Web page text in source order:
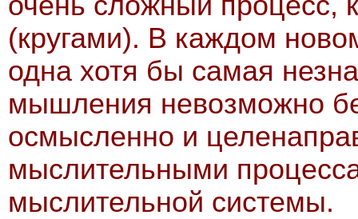
(кругами). В каждом
одна хотя бы самая
мышления невозможно
осмысленно и
мыслительными
мыслительной системы.